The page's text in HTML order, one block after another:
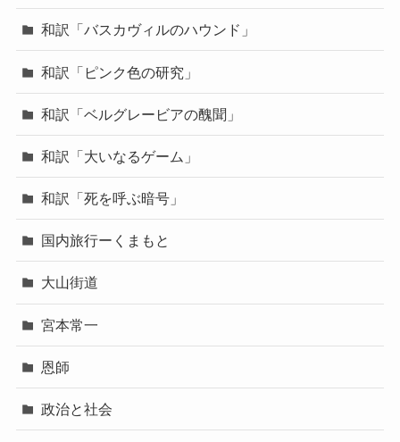
和訳「バスカヴィルのハウンド」
和訳「ピンク色の研究」
和訳「ベルグレービアの醜聞」
和訳「大いなるゲーム」
和訳「死を呼ぶ暗号」
国内旅行ーくまもと
大山街道
宮本常一
恩師
政治と社会